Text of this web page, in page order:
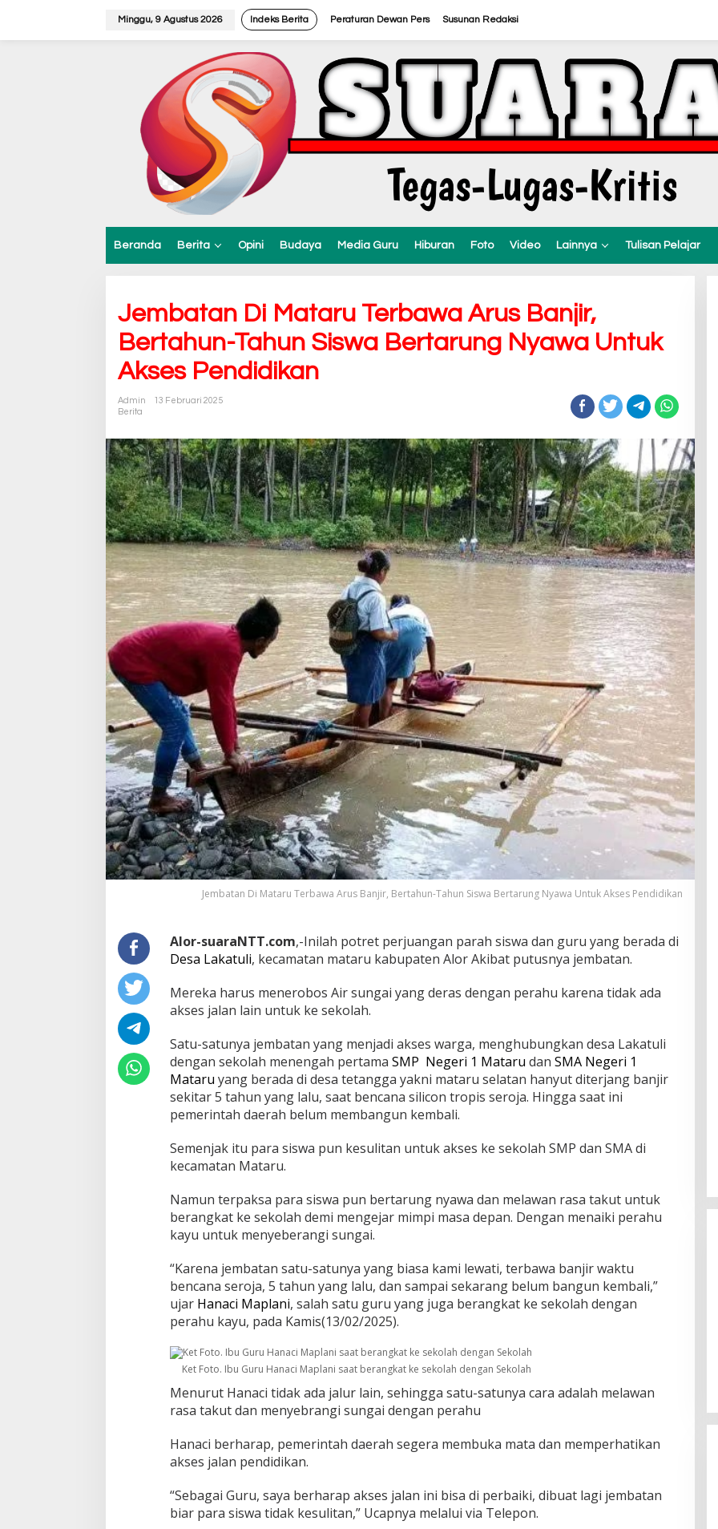
Minggu, 9 Agustus 2026 Indeks Berita Peraturan Dewan Pers Susunan Redaksi
Beranda Berita Opini Budaya Media Guru Hiburan Foto Video Lainnya Tulisan Pelajar
Jembatan Di Mataru Terbawa Arus Banjir,
Bertahun-Tahun Siswa Bertarung Nyawa Untuk
Akses Pendidikan
Admin
13 Februari 2025
Berita
Jembatan Di Mataru Terbawa Arus Banjir, Bertahun-Tahun Siswa Bertarung Nyawa Untuk Akses Pendidikan
Alor-suaraNTT.com,-Inilah potret perjuangan parah siswa dan guru yang berada di
Desa Lakatuli, kecamatan mataru kabupaten Alor Akibat putusnya jembatan.
Mereka harus menerobos Air sungai yang deras dengan perahu karena tidak ada
akses jalan lain untuk ke sekolah.
Satu-satunya jembatan yang menjadi akses warga, menghubungkan desa Lakatuli
dengan sekolah menengah pertama SMP Negeri 1 Mataru dan SMA Negeri 1
Mataru yang berada di desa tetangga yakni mataru selatan hanyut diterjang banjir
sekitar 5 tahun yang lalu, saat bencana silicon tropis seroja. Hingga saat ini
pemerintah daerah belum membangun kembali.
Semenjak itu para siswa pun kesulitan untuk akses ke sekolah SMP dan SMA di
kecamatan Mataru.
Namun terpaksa para siswa pun bertarung nyawa dan melawan rasa takut untuk
berangkat ke sekolah demi mengejar mimpi masa depan. Dengan menaiki perahu
kayu untuk menyeberangi sungai.
“Karena jembatan satu-satunya yang biasa kami lewati, terbawa banjir waktu
bencana seroja, 5 tahun yang lalu, dan sampai sekarang belum bangun kembali,”
ujar Hanaci Maplani, salah satu guru yang juga berangkat ke sekolah dengan
perahu kayu, pada Kamis(13/02/2025).
Ket Foto. Ibu Guru Hanaci Maplani saat berangkat ke sekolah dengan Sekolah
Menurut Hanaci tidak ada jalur lain, sehingga satu-satunya cara adalah melawan
rasa takut dan menyebrangi sungai dengan perahu
Hanaci berharap, pemerintah daerah segera membuka mata dan memperhatikan
akses jalan pendidikan.
“Sebagai Guru, saya berharap akses jalan ini bisa di perbaiki, dibuat lagi jembatan
biar para siswa tidak kesulitan,” Ucapnya melalui via Telepon.
NTT Gelar Sejumlah Kegiatan.
Di Berita, Berita Daerah, Ekonomi, Politik
Januari 2025